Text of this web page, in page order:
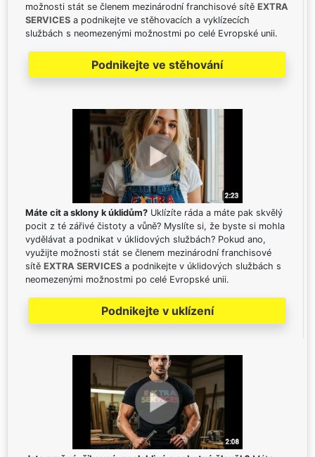
možnosti stát se členem mezinárodní franchisové sítě EXTRA
SERVICES a podnikejte ve stěhovacích a vyklízecích
službách s neomezenými možnostmi po celé Evropské unii.
Podnikejte ve stěhování
Máte cit a sklony k úklidům? Uklízíte ráda a máte pak skvělý
pocit z té zářivé čistoty a vůně? Myslíte si, že byste si mohla
vydělávat a podnikat v úklidových službách? Pokud ano,
využijte možnosti stát se členem mezinárodní franchisové
sítě EXTRA SERVICES a podnikejte v úklidových službách s
neomezenými možnostmi po celé Evropské unii.
Podnikejte v uklízení